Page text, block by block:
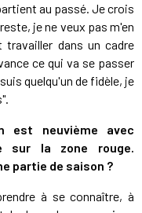
au passé. Je crois
je ne veux pas m'en
dans un cadre
ce qui va se passer
quelqu'un de fidèle, je
est neuvième avec
sur la zone rouge.
partie de saison ?
à se connaître, à